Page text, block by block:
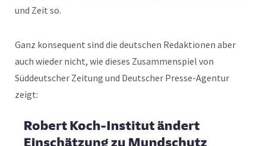
und Zeit so.
Ganz konsequent sind die deutschen Redaktionen aber
auch wieder nicht, wie dieses Zusammenspiel von
Süddeutscher Zeitung und Deutscher Presse-Agentur
zeigt: